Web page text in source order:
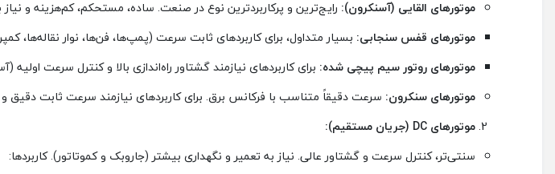
موتورهای القایی (آسنکرون): رایج‌ترین و پرکاربردترین نوع در صنعت. ساده، مستحکم، کم‌هزینه و
موتورهای قفس سنجابی: بسیار متداول، برای کاربردهای ثابت سرعت (پمپ‌ها، فن‌ها، نوار نقاله‌ها،
موتورهای روتور سیم پیچی شده: برای کاربردهای نیازمند گشتاور راه‌اندازی بالا و کنترل سرعت
موتورهای سنکرون: سرعت دقیقاً متناسب با فرکانس برق. برای کاربردهای نیازمند سرعت ثابت دقیق
موتورهای DC (جریان مستقیم):
سنتی‌تر، کنترل سرعت و گشتاور عالی. نیاز به تعمیر و نگهداری بیشتر (جاروبک و کموتاتور). کاربردها: